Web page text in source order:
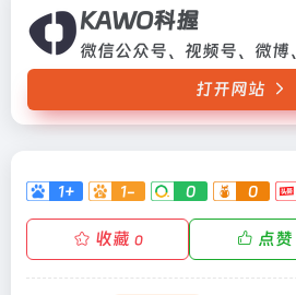
KAWO科握
打开网站
1+ 1- 0 0
收藏 0 点赞